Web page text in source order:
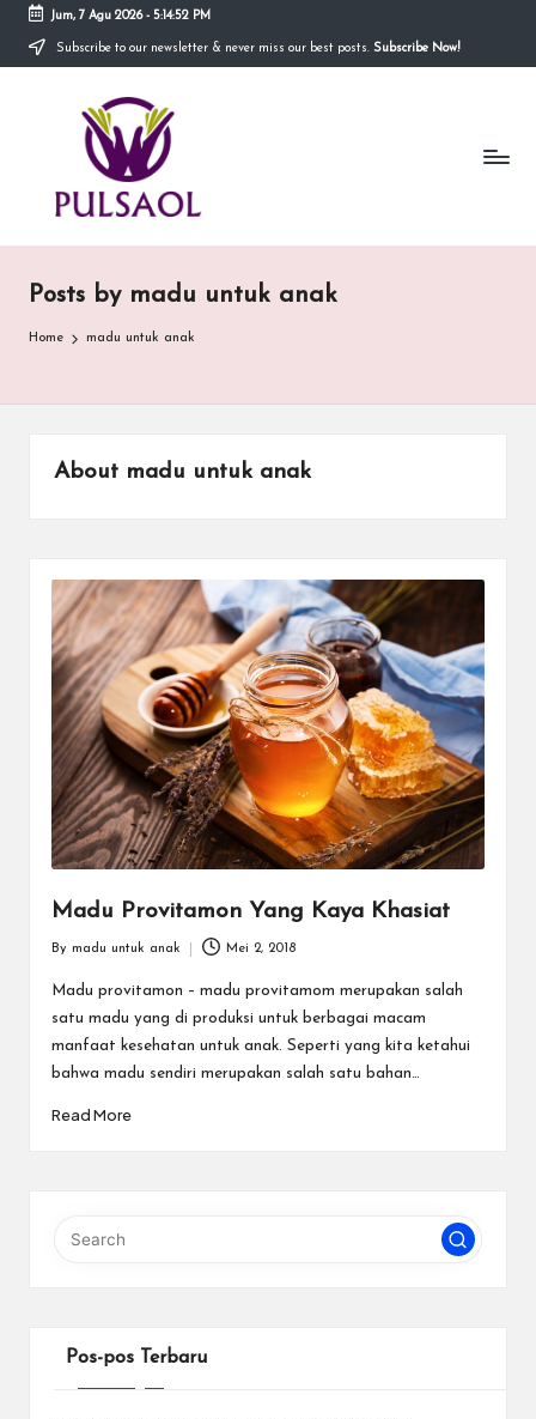
Skip
Jum, 7 Agu 2026- 5:14:52 PM
Subscribe to our newsletter & never miss our best posts. Subscribe Now!
m
a
si
e
menyediakan
informasi
yang
butuhkan.
Posts by madu untuk anak
Home madu untuk anak
About madu untuk anak
Madu Provitamon Yang Kaya Khasiat
by
By madu untuk anak Mei 2, 2018
Madu provitamon – madu provitamom merupakan salah
satu madu yang di produksi untuk berbagai macam
manfaat kesehatan untuk anak. Seperti yang kita ketahui
bahwa madu sendiri merupakan salah satu bahan…
Read More
Pos-pos Terbaru